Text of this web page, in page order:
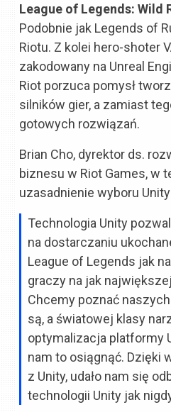
League of Legends: Wild
Podobnie jak Legends of
Riotu. Z kolei hero-shoter
zakodowany na Unreal
Riot porzuca pomysł
silników gier, a zamiast
gotowych rozwiązań.
Brian Cho, dyrektor ds.
biznesu w Riot Games, w
uzasadnienie wyboru
Technologia Unity
na dostarczaniu
League of Legends jak
graczy na jak
Chcemy poznać
są, a światowej klasy
optymalizacja platformy
nam to osiągnąć. Dzięki
z Unity, udało nam się
technologii Unity jak